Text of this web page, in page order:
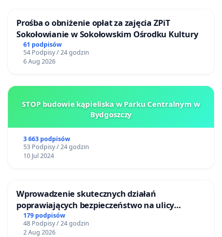
Prośba o obniżenie opłat za zajęcia ZPiT
Sokołowianie w Sokołowskim Ośrodku Kultury
61 podpisów
54 Podpisy / 24 godzin
6 Aug 2026
STOP budowie kąpieliska w Parku Centralnym w
Bydgoszczy
3 663 podpisów
53 Podpisy / 24 godzin
10 Jul 2024
Wprowadzenie skutecznych działań
poprawiających bezpieczeństwo na ulicy
Żeromskiego w Otwocku
179 podpisów
48 Podpisy / 24 godzin
2 Aug 2026